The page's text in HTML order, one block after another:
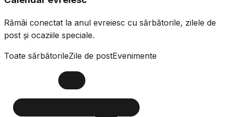
Rămâi conectat la anul evreiesc cu sărbătorile, zilele de
post și ocaziile speciale.
Toate sărbătorileZile de postEvenimente